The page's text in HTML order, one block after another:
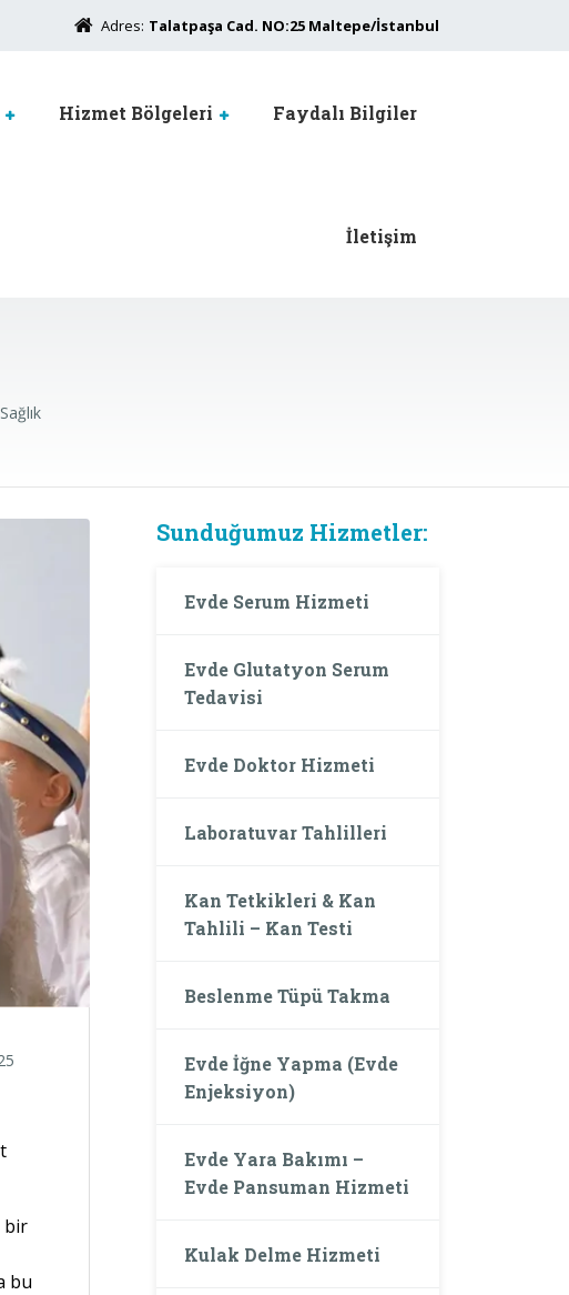
Adres: Talatpaşa Cad. NO:25 Maltepe/İstanbul
Hizmet Bölgeleri Faydalı Bilgiler
İletişim
bir
bu
Sunduğumuz Hizmetler:
Evde Serum Hizmeti
Evde Glutatyon Serum
Tedavisi
Evde Doktor Hizmeti
Laboratuvar Tahlilleri
Kan Tetkikleri & Kan
Tahlili – Kan Testi
Beslenme Tüpü Takma
Evde İğne Yapma (Evde
Enjeksiyon)
Evde Yara Bakımı –
Evde Pansuman Hizmeti
Kulak Delme Hizmeti